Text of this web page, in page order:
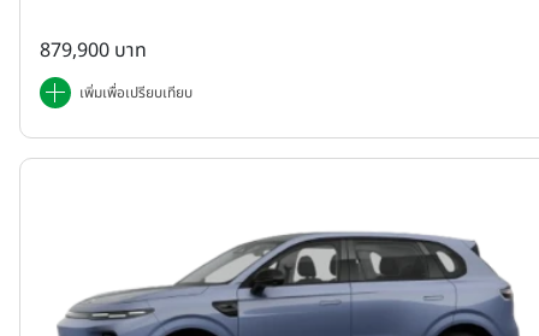
879,900 บาท
เพิ่มเพื่อเปรียบเทียบ